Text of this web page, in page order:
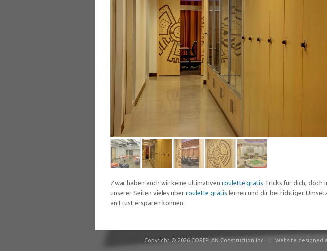
Zwar haben auch wir keine ultimativen roulette gratis Tricks fur dich, doch
unserer Seiten vieles uber roulette gratis lernen und dir bei richtiger
an Frust ersparen konnen.
Copyright © 2026 COREPLAN Construction Inc. Website designed